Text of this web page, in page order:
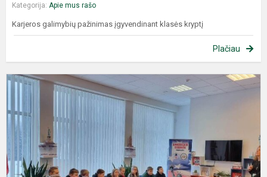
Kategorija: Apie mus rašo
Karjeros galimybių pažinimas įgyvendinant klasės kryptį
Plačiau